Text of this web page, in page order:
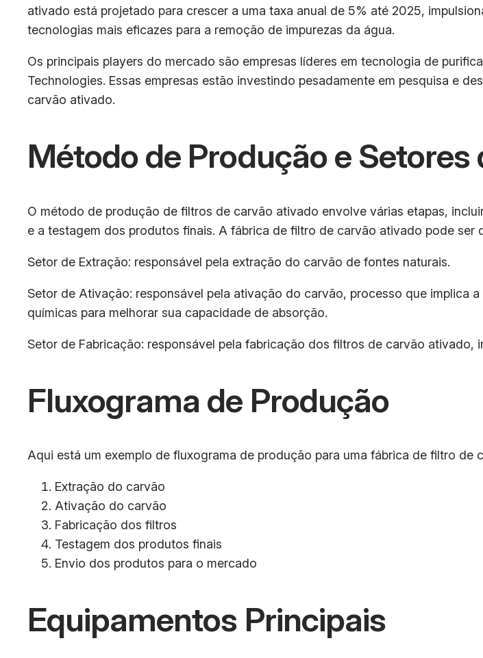
ativado está projetado para crescer a uma taxa anual de 5% até 2025,
tecnologias mais eficazes para a remoção de impurezas da água.
Os principais players do mercado são empresas líderes em tecnologia de
Technologies. Essas empresas estão investindo pesadamente em pesquisa e
carvão ativado.
Método de Produção e
O método de produção de filtros de carvão ativado envolve várias etapas,
e a testagem dos produtos finais. A fábrica de filtro de carvão ativado pode ser
Setor de Extração: responsável pela extração do carvão de fontes naturais.
Setor de Ativação: responsável pela ativação do carvão, processo que implica
químicas para melhorar sua capacidade de absorção.
Setor de Fabricação: responsável pela fabricação dos filtros de carvão
Fluxograma de Produção
Aqui está um exemplo de fluxograma de produção para uma fábrica de filtro de
Extração do carvão
Ativação do carvão
Fabricação dos filtros
Testagem dos produtos finais
Envio dos produtos para o mercado
Equipamentos Principais